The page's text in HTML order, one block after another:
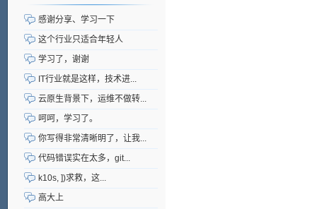
感谢分享、学习一下
这个行业只适合年轻人
学习了，谢谢
IT行业就是这样，技术进...
云原生背景下，运维不做转...
呵呵，学习了。
你写得非常清晰明了，让我...
代码错误实在太多，git...
k10s, ])求救，这...
高大上